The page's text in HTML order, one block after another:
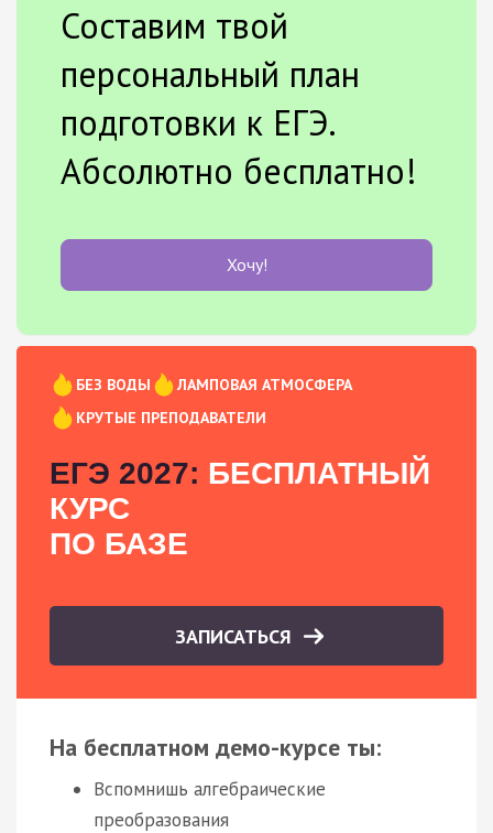
Составим твой
персональный план
подготовки к ЕГЭ.
Абсолютно бесплатно!
Хочу!
БЕЗ ВОДЫ
ЛАМПОВАЯ АТМОСФЕРА
КРУТЫЕ ПРЕПОДАВАТЕЛИ
ЕГЭ 2027: БЕСПЛАТНЫЙ
КУРС
ПО БАЗЕ
ЗАПИСАТЬСЯ
На бесплатном демо-курсе ты:
Вспомнишь алгебраические
преобразования